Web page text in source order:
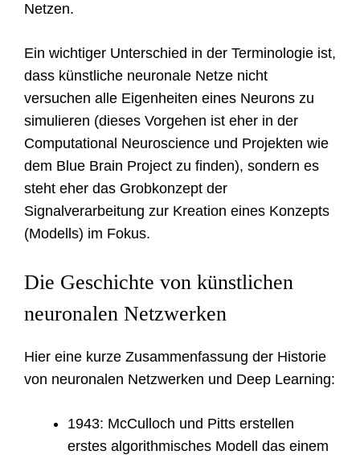
Netzen.
Ein wichtiger Unterschied in der Terminologie ist,
dass künstliche neuronale Netze nicht
versuchen alle Eigenheiten eines Neurons zu
simulieren (dieses Vorgehen ist eher in der
Computational Neuroscience und Projekten wie
dem Blue Brain Project zu finden), sondern es
steht eher das Grobkonzept der
Signalverarbeitung zur Kreation eines Konzepts
(Modells) im Fokus.
Die Geschichte von künstlichen
neuronalen Netzwerken
Hier eine kurze Zusammenfassung der Historie
von neuronalen Netzwerken und Deep Learning:
1943: McCulloch und Pitts erstellen
erstes algorithmisches Modell das einem